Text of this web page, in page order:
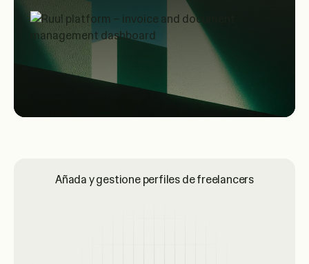
Añada y gestione perfiles de freelancers